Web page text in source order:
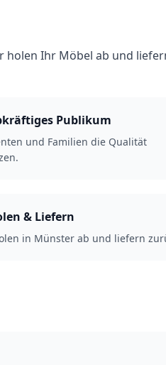
holen Ihr Möbel ab und
Publikum
und Familien die Qualität
& Liefern
in Münster ab und liefern